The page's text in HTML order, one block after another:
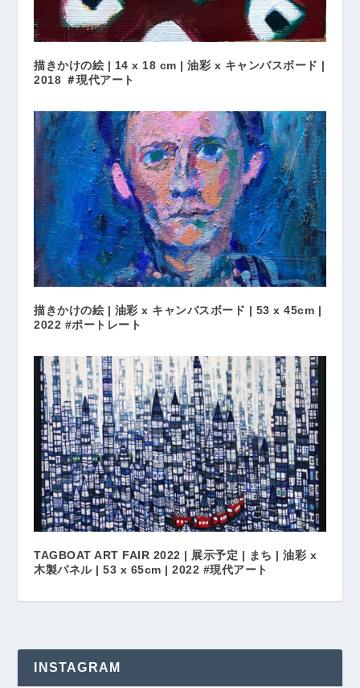
描きかけの絵 | 14 x 18 cm | 油彩 x キャンバスボード |
2018 ＃現代アート
描きかけの絵 | 油彩 x キャンバスボード | 53 x 45cm |
2022 #ポートレート
TAGBOAT ART FAIR 2022 | 展示予定 | まち | 油彩 x
木製パネル | 53 x 65cm | 2022 #現代アート
INSTAGRAM